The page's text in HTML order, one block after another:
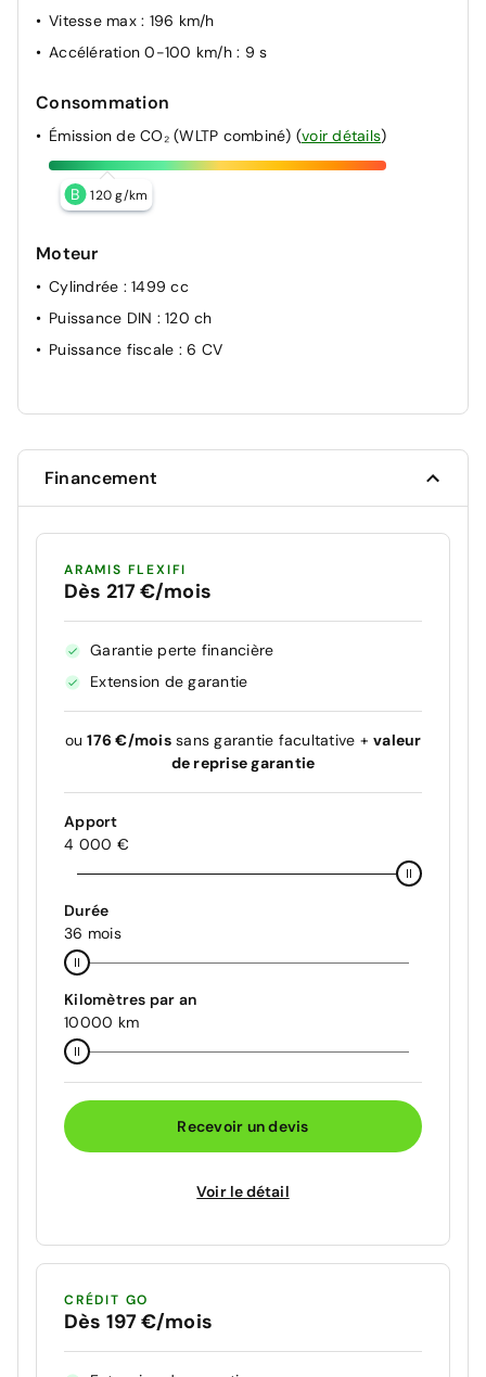
Vitesse max : 196 km/h
Accélération 0-100 km/h : 9 s
Consommation
Émission de CO₂ (WLTP combiné) (voir détails)
B 120 g/km
Moteur
Cylindrée : 1499 cc
Puissance DIN : 120 ch
Puissance fiscale : 6 CV
Financement
ARAMIS FLEXIFI
Dès 217 €/mois
Garantie perte financière
Extension de garantie
ou176 €/moissans garantie facultative + valeur
de reprise garantie
Apport
4 000 €
Durée
36 mois
Kilomètres par an
10000 km
Recevoir un devis
Voir le détail
CRÉDIT GO
Dès 197 €/mois